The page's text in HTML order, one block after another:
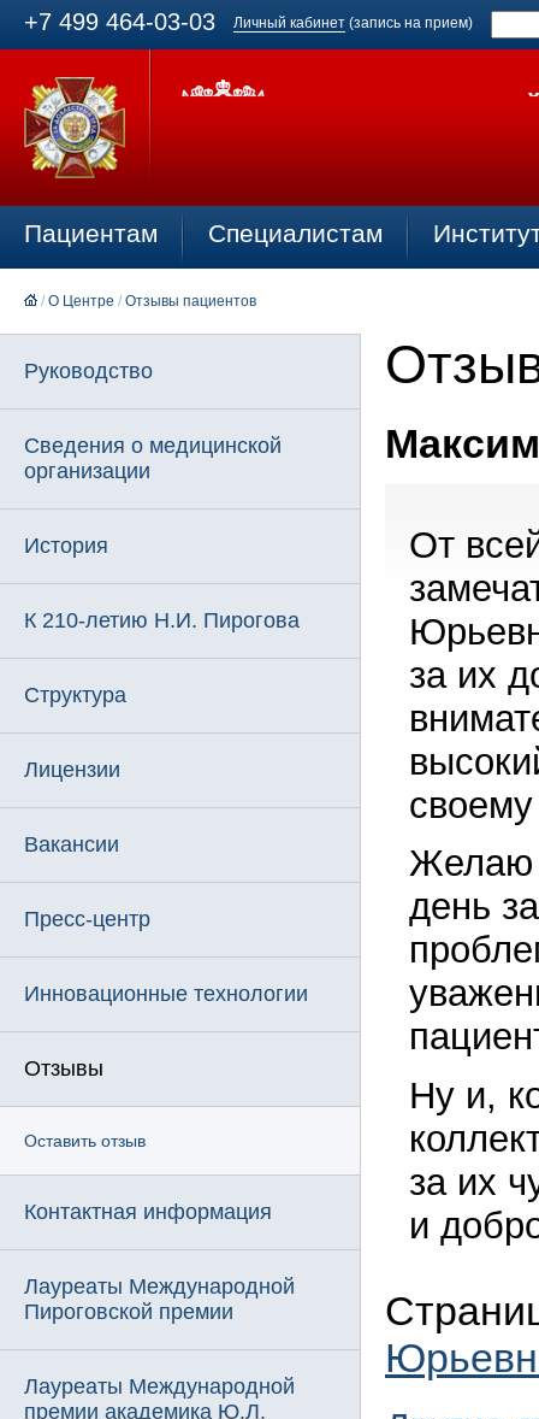
+7 499 464-03-03 Личный кабинет (запись на прием)
Пациентам Специалистам
/ О Центре / Отзывы пациентов
Руководство
Сведения о медицинской
организации
История
К 210-летию Н.И. Пирогова
Структура
Лицензии
Вакансии
Пресс-центр
Инновационные технологии
Отзывы
Оставить отзыв
Контактная информация
Лауреаты Международной
Пироговской премии
Лауреаты Международной
премии академика Ю.Л.
От
за их
Желаю
день
Ну и,
за их
и